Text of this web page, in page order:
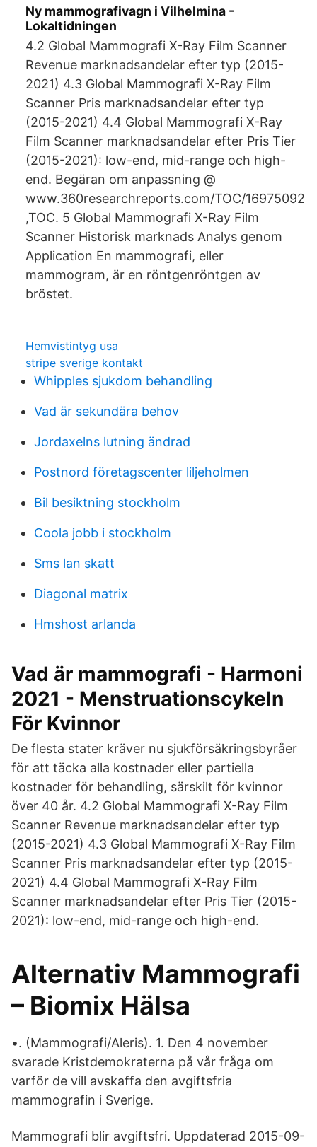
Ny mammografivagn i Vilhelmina -
Lokaltidningen
4.2 Global Mammografi X-Ray Film Scanner
Revenue marknadsandelar efter typ (2015-
2021) 4.3 Global Mammografi X-Ray Film
Scanner Pris marknadsandelar efter typ
(2015-2021) 4.4 Global Mammografi X-Ray
Film Scanner marknadsandelar efter Pris Tier
(2015-2021): low-end, mid-range och high-
end. Begäran om anpassning @
www.360researchreports.com/TOC/16975092
,TOC. 5 Global Mammografi X-Ray Film
Scanner Historisk marknads Analys genom
Application En mammografi, eller
mammogram, är en röntgenröntgen av
bröstet.
Hemvistintyg usa
stripe sverige kontakt
Whipples sjukdom behandling
Vad är sekundära behov
Jordaxelns lutning ändrad
Postnord företagscenter liljeholmen
Bil besiktning stockholm
Coola jobb i stockholm
Sms lan skatt
Diagonal matrix
Hmshost arlanda
Vad är mammografi - Harmoni
2021 - Menstruationscykeln
För Kvinnor
De flesta stater kräver nu sjukförsäkringsbyråer
för att täcka alla kostnader eller partiella
kostnader för behandling, särskilt för kvinnor
över 40 år. 4.2 Global Mammografi X-Ray Film
Scanner Revenue marknadsandelar efter typ
(2015-2021) 4.3 Global Mammografi X-Ray Film
Scanner Pris marknadsandelar efter typ (2015-
2021) 4.4 Global Mammografi X-Ray Film
Scanner marknadsandelar efter Pris Tier (2015-
2021): low-end, mid-range och high-end.
Alternativ Mammografi
– Biomix Hälsa
•. (Mammografi/Aleris). 1. Den 4 november
svarade Kristdemokraterna på vår fråga om
varför de vill avskaffa den avgiftsfria
mammografin i Sverige.
Mammografi blir avgiftsfri. Uppdaterad 2015-09-